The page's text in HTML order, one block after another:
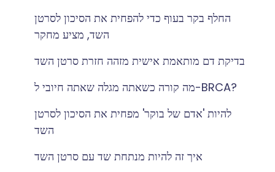
החלף בקר בעוף כדי להפחית את הסיכון לסרטן
השד, מציע מחקר
בדיקת דם מותאמת אישית מזהה חזרת סרטן השד
מה קורה כשאתה מגלה שאתה חיובי ל-BRCA?
להיות 'אדם של בוקר' מפחית את הסיכון לסרטן
השד
איך זה להיות מנתחת שד עם סרטן השד